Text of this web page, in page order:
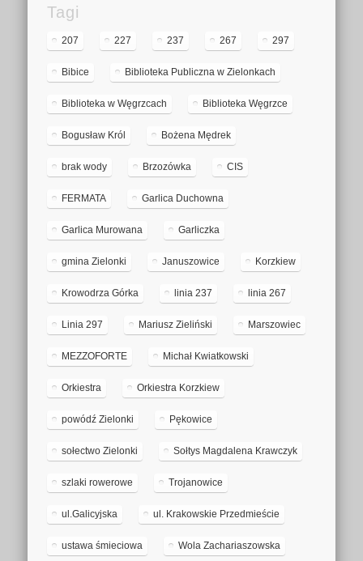
Tagi
207 227 237 267 297
Bibice Biblioteka Publiczna w Zielonkach
Biblioteka w Węgrzcach Biblioteka Węgrzce
Bogusław Król Bożena Mędrek
brak wody Brzozówka CIS
FERMATA Garlica Duchowna
Garlica Murowana Garliczka
gmina Zielonki Januszowice Korzkiew
Krowodrza Górka linia 237 linia 267
Linia 297 Mariusz Zieliński Marszowiec
MEZZOFORTE Michał Kwiatkowski
Orkiestra Orkiestra Korzkiew
powódź Zielonki Pękowice
sołectwo Zielonki Sołtys Magdalena Krawczyk
szlaki rowerowe Trojanowice
ul.Galicyjska ul. Krakowskie Przedmieście
ustawa śmieciowa Wola Zachariaszowska